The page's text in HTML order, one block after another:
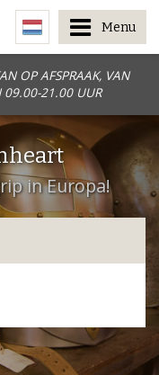
OP AFSPRAAK, VAN
09.00-21.00 UUR
Menu
in Europa!